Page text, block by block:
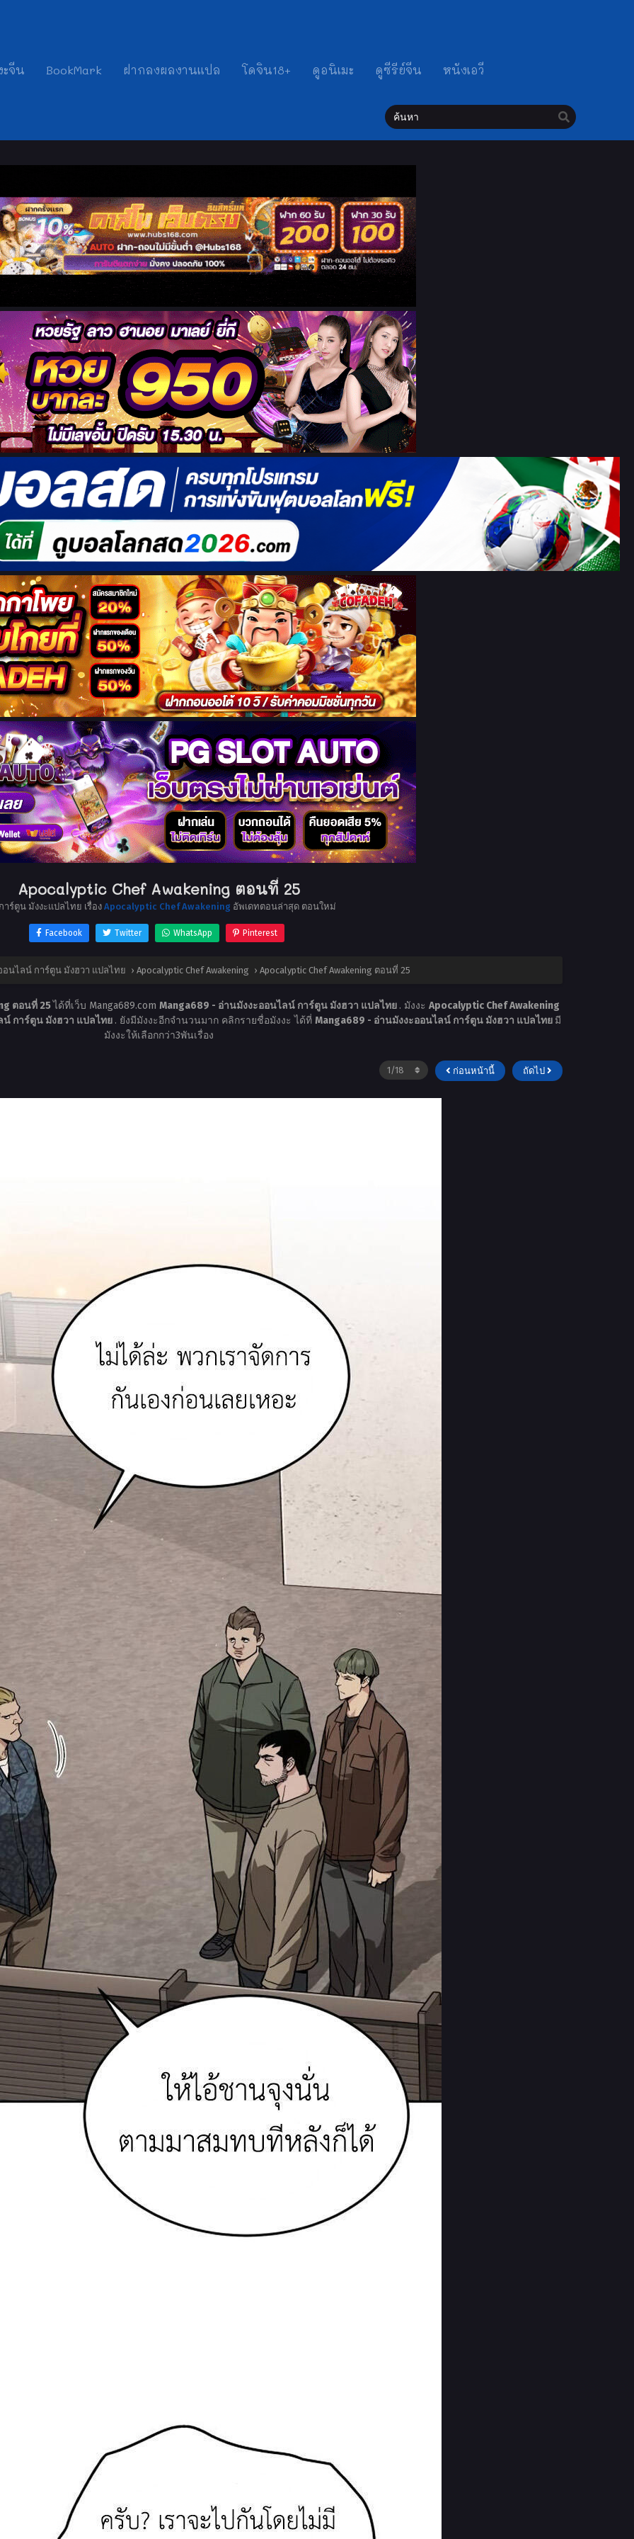
ะจีน BookMark ฝากลงผลงานแปล โดจิน18+ ดูอนิเมะ ดูซีรีย์จีน หนังเอวี
Apocalyptic Chef Awakening ตอนที่ 25
าร์ตูน มังงะแปลไทย เรื่อง Apocalyptic Chef Awakening อัพเดทตอนล่าสุด ตอนใหม่
Facebook Twitter WhatsApp Pinterest
อนไลน์ การ์ตูน มังฮวา แปลไทย › Apocalyptic Chef Awakening › Apocalyptic Chef Awakening ตอนที่ 25
ตอนที่ 25ได้ที่เว็บ Manga689.com Manga689 - อ่านมังงะออนไลน์ การ์ตูน มังฮวา แปลไทย . มังงะ Apocalyptic Chef Awakening
การ์ตูน มังฮวา แปลไทย . ยังมีมังงะอีกจำนวนมาก คลิกรายชื่อมังงะ ได้ที่ Manga689 - อ่านมังงะออนไลน์ การ์ตูน มังฮวา แปลไทย มี
มังงะให้เลือกกว่า3พันเรื่อง
ก่อนหน้านี้ ถัดไป